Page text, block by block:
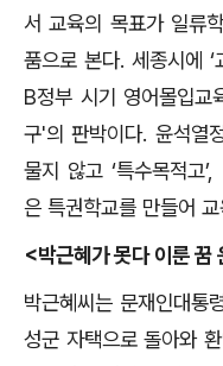
서 교육의 목표가 일류
품으로 본다. 세종시에 ‘
B정부 시기 영어몰입교
구'의 판박이다. 윤석열
물지 않고‘특수목적고
은 특권학교를 만들어
<박근혜가 못다 이룬 꿈
박근혜씨는 문재인대통
성군 자택으로 돌아와